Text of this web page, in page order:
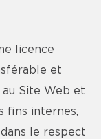
licence
et
Site Web et
fins internes,
le respect